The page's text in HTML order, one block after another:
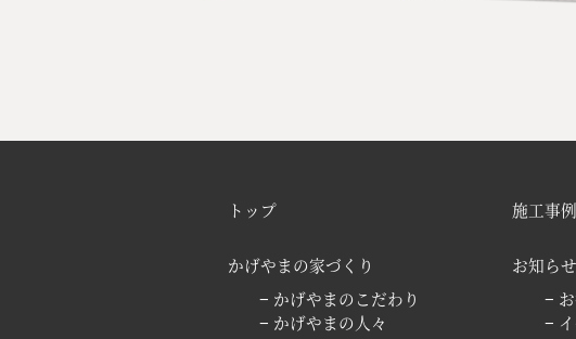
トップ
かげやまの家づくり
− かげやまのこだわり
− かげやまの人々
施工事例
お知らせ
−
−